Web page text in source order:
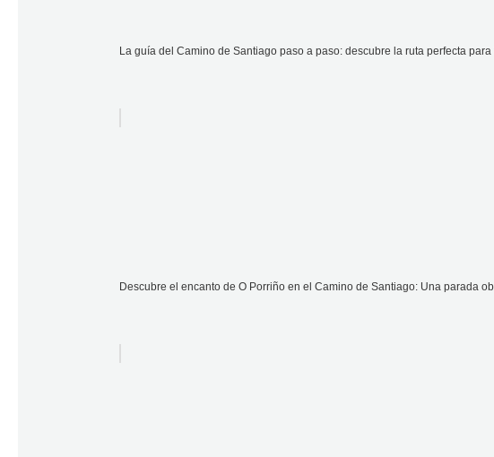
La guía del Camino de Santiago paso a paso: descubre la ruta perfecta
Descubre el encanto de O Porriño en el Camino de Santiago: Una parada